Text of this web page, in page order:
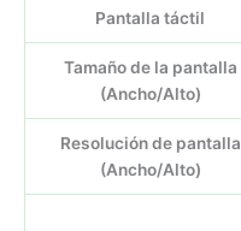
Pantalla táctil
Tamaño de la pantalla
(Ancho/Alto)
Resolución de pantalla
(Ancho/Alto)